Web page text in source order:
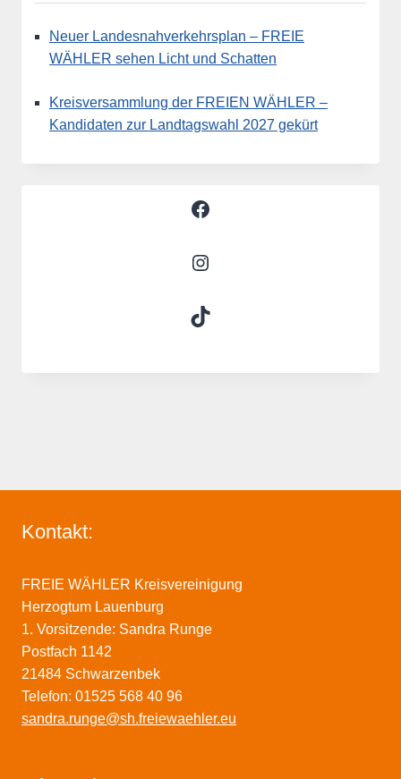
Neuer Landesnahverkehrsplan – FREIE
WÄHLER sehen Licht und Schatten
Kreisversammlung der FREIEN WÄHLER –
Kandidaten zur Landtagswahl 2027 gekürt
Facebook
Instagram
TikTok
Kontakt:
FREIE WÄHLER Kreisvereinigung
Herzogtum Lauenburg
1. Vorsitzende: Sandra Runge
Postfach 1142
21484 Schwarzenbek
Telefon: 01525 568 40 96
sandra.runge@sh.freiewaehler.eu